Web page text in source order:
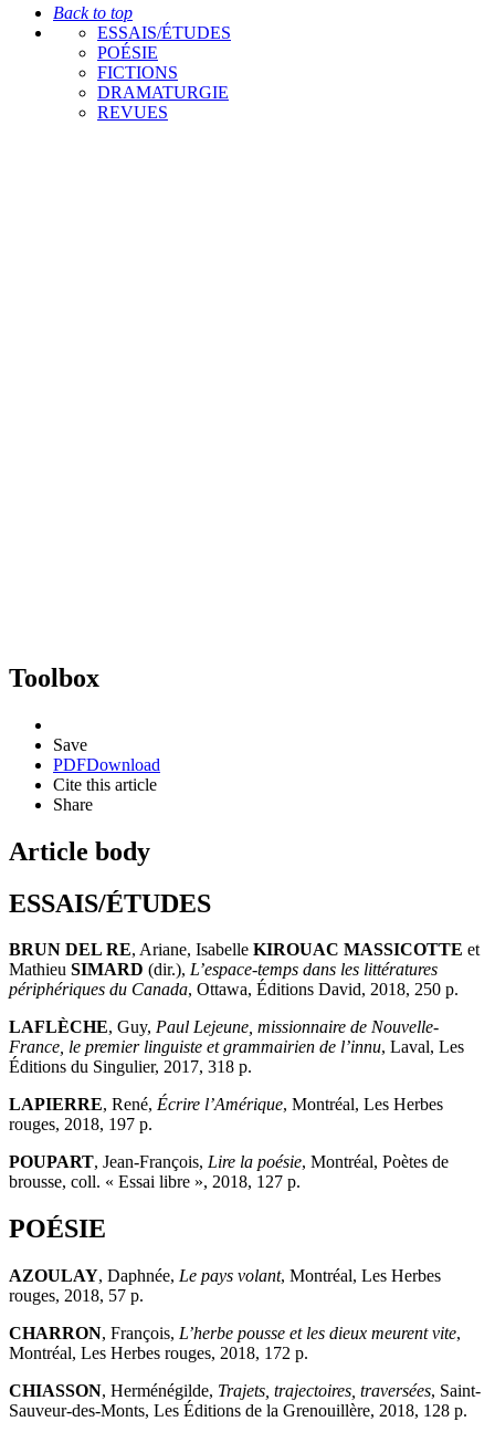
Back to top
ESSAIS/ÉTUDES
POÉSIE
FICTIONS
DRAMATURGIE
REVUES
Toolbox
Save
PDFDownload
Cite this article
Share
Article body
ESSAIS/ÉTUDES
BRUN DEL RE, Ariane, Isabelle KIROUAC MASSICOTTE et
Mathieu SIMARD (dir.), L’espace-temps dans les littératures
périphériques du Canada, Ottawa, Éditions David, 2018, 250 p.
LAFLÈCHE, Guy, Paul Lejeune, missionnaire de Nouvelle-
France, le premier linguiste et grammairien de l’innu, Laval, Les
Éditions du Singulier, 2017, 318 p.
LAPIERRE, René, Écrire l’Amérique, Montréal, Les Herbes
rouges, 2018, 197 p.
POUPART, Jean-François, Lire la poésie, Montréal, Poètes de
brousse, coll. « Essai libre », 2018, 127 p.
POÉSIE
AZOULAY, Daphnée, Le pays volant, Montréal, Les Herbes
rouges, 2018, 57 p.
CHARRON, François, L’herbe pousse et les dieux meurent vite,
Montréal, Les Herbes rouges, 2018, 172 p.
CHIASSON, Herménégilde, Trajets, trajectoires, traversées, Saint-
Sauveur-des-Monts, Les Éditions de la Grenouillère, 2018, 128 p.